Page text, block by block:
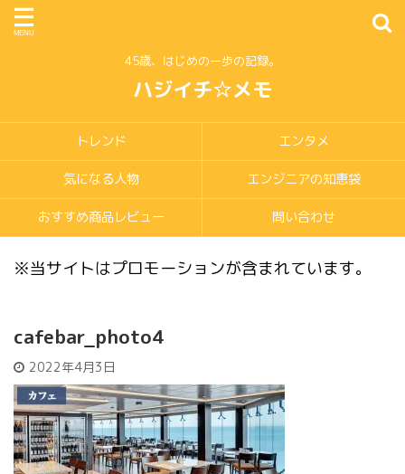
45歳、はじめの一歩の記録。
ハジイチ☆メモ
トレンド エンタメ
気になる人物 エンジニアの知恵袋
おすすめ商品レビュー 問い合わせ
※当サイトはプロモーションが含まれています。
cafebar_photo4
2022年4月3日